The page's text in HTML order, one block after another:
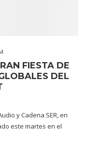
FIESTA DE
DEL
y Cadena SER, en
este martes en el